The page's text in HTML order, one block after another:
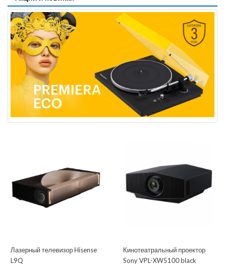
Лазерный телевизор Hisense
L9Q
Кинотеатральный проектор
Sony VPL-XW5100 black